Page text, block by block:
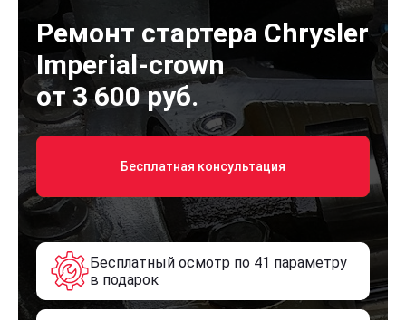
Ремонт стартера Chrysler
Imperial-crown
от 3 600 руб.
Бесплатная консультация
Бесплатный осмотр по 41 параметру
в подарок